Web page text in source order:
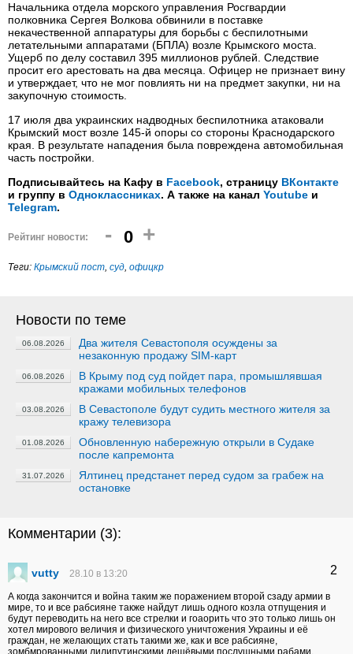
Начальника отдела морского управления Росгвардии
полковника Сергея Волкова обвинили в поставке
некачественной аппаратуры для борьбы с беспилотными
летательными аппаратами (БПЛА) возле Крымского моста.
Ущерб по делу составил 395 миллионов рублей. Следствие
просит его арестовать на два месяца. Офицер не признает вину
и утверждает, что не мог повлиять ни на предмет закупки, ни на
закупочную стоимость.
17 июля два украинских надводных беспилотника атаковали
Крымский мост возле 145-й опоры со стороны Краснодарского
края. В результате нападения была повреждена автомобильная
часть постройки.
Подписывайтесь на Кафу в Facebook, страницу ВКонтакте
и группу в Одноклассниках. А также на канал Youtube и
Telegram.
Рейтинг новости: - 0 +
Теги: Крымский пост, суд, офицкр
Новости по теме
06.08.2026
Два жителя Севастополя осуждены за
незаконную продажу SIM-карт
06.08.2026
В Крыму под суд пойдет пара, промышлявшая
кражами мобильных телефонов
03.08.2026
В Севастополе будут судить местного жителя за
кражу телевизора
01.08.2026
Обновленную набережную открыли в Судаке
после капремонта
31.07.2026
Ялтинец предстанет перед судом за грабеж на
остановке
Комментарии (3):
vutty 28.10 в 13:20 2
А когда закончится и война таким же поражением второй сзаду армии в
мире, то и все рабсияне также найдут лишь одного козла отпущения и
будут переводить на него все стрелки и гоаорить что это только лишь он
хотел мирового величия и физического уничтожения Украины и её
граждан, не желающих стать такими же, как и все рабсияне,
зомбмрованными лилипутинскими дешёвыми послушными рабами.